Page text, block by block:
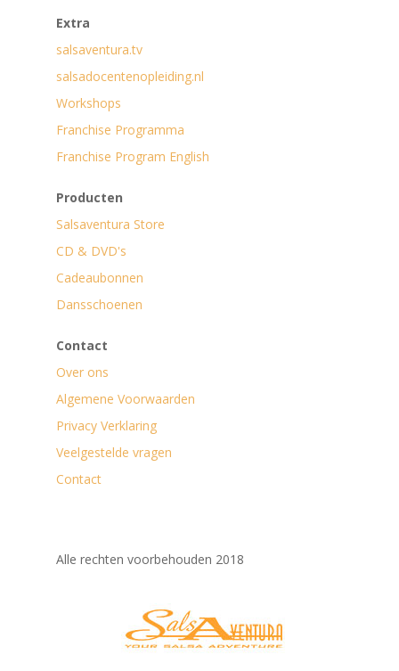
Extra
salsaventura.tv
salsadocentenopleiding.nl
Workshops
Franchise Programma
Franchise Program English
Producten
Salsaventura Store
CD & DVD's
Cadeaubonnen
Dansschoenen
Contact
Over ons
Algemene Voorwaarden
Privacy Verklaring
Veelgestelde vragen
Contact
Alle rechten voorbehouden 2018